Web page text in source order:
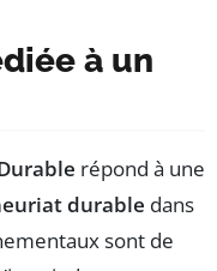
à un
répond à une
durable dans
sont de